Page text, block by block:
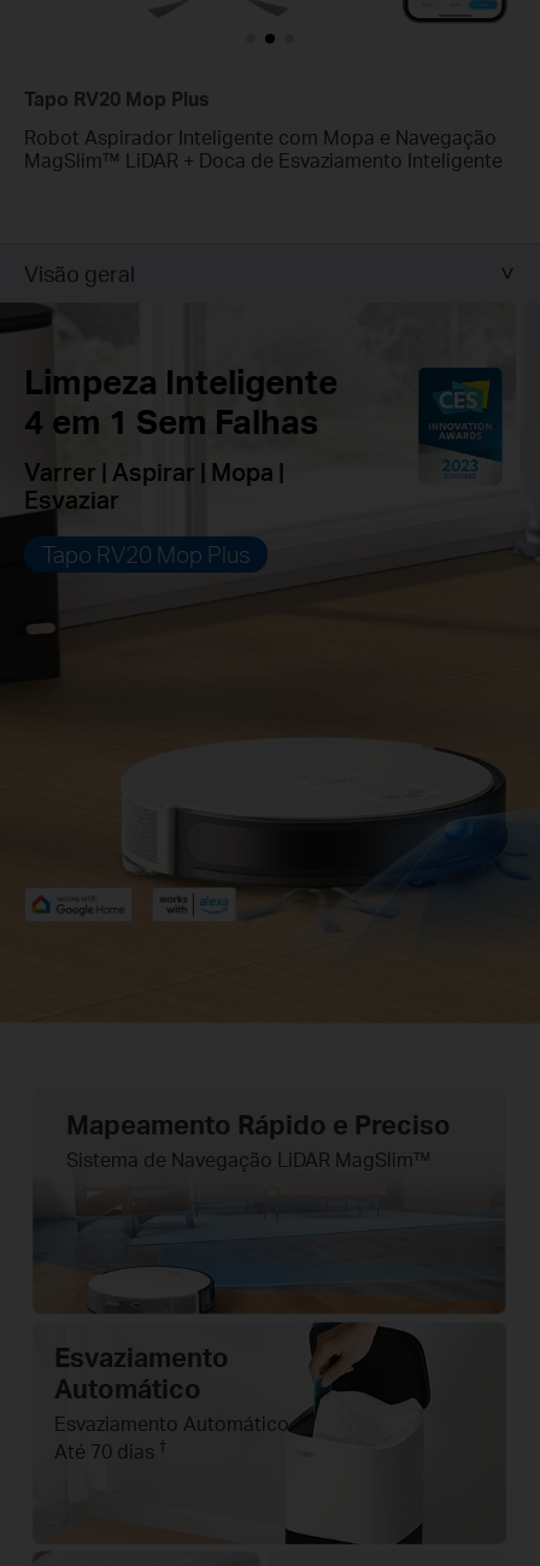
Tapo RV20 Mop Plus
Robot Aspirador Inteligente com Mopa e Navegação
MagSlim™ LiDAR + Doca de Esvaziamento Inteligente
Visão geral
Limpeza Inteligente
4 em 1 Sem Falhas
Varrer | Aspirar | Mopa |
Esvaziar
Tapo RV20 Mop Plus
Mapeamento Rápido e Preciso
Sistema de Navegação LiDAR MagSlim™
Esvaziamento
Automático
Esvaziamento Automático
Até 70 dias †